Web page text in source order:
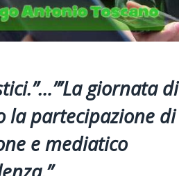
giornata di
la partecipazione di
e mediatico